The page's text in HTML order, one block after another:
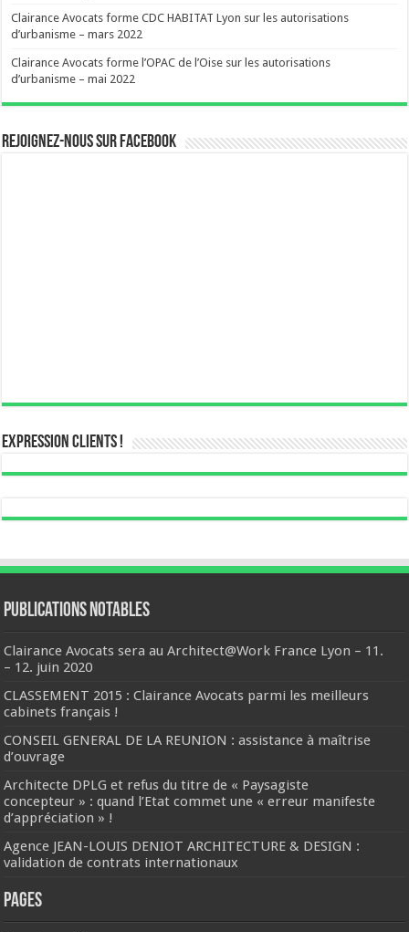
Clairance Avocats forme CDC HABITAT Lyon sur les autorisations
d’urbanisme – mars 2022
Clairance Avocats forme l’OPAC de l’Oise sur les autorisations
d’urbanisme – mai 2022
Rejoignez-nous sur Facebook
Expression Clients !
Publications notables
Clairance Avocats sera au Architect@Work France Lyon – 11.
– 12. juin 2020
CLASSEMENT 2015 : Clairance Avocats parmi les meilleurs
cabinets français !
CONSEIL GENERAL DE LA REUNION : assistance à maîtrise
d’ouvrage
Architecte DPLG et refus du titre de « Paysagiste
concepteur » : quand l’Etat commet une « erreur manifeste
d’appréciation » !
Agence JEAN-LOUIS DENIOT ARCHITECTURE & DESIGN :
validation de contrats internationaux
Pages